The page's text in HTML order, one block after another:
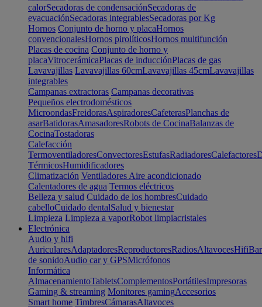
calorSecadoras de condensaciónSecadoras de
evacuaciónSecadoras integrablesSecadoras por Kg
Hornos Conjunto de horno y placaHornos
convencionalesHornos pirolíticosHornos multifunción
Placas de cocina Conjunto de horno y
placaVitrocerámicaPlacas de inducciónPlacas de gas
Lavavajillas Lavavajillas 60cmLavavajillas 45cmLavavajillas
integrables
Campanas extractoras Campanas decorativas
Pequeños electrodomésticos
MicroondasFreidorasAspiradoresCafeterasPlanchas de
asarBatidorasAmasadoresRobots de CocinaBalanzas de
CocinaTostadoras
Calefacción
TermoventiladoresConvectoresEstufasRadiadoresCalefactores
TérmicosHumidificadores
Climatización Ventiladores Aire acondicionado
Calentadores de agua Termos eléctricos
Belleza y salud Cuidado de los hombresCuidado
cabelloCuidado dentalSalud y bienestar
Limpieza Limpieza a vaporRobot limpiacristales
Electrónica
Audio y hifi
AuricularesAdaptadoresReproductoresRadiosAltavocesHifi
de sonidoAudio car y GPSMicrófonos
Informática
AlmacenamientoTabletsComplementosPortátilesImpresoras
Gaming & streaming Monitores gamingAccesorios
Smart home TimbresCámarasAltavoces